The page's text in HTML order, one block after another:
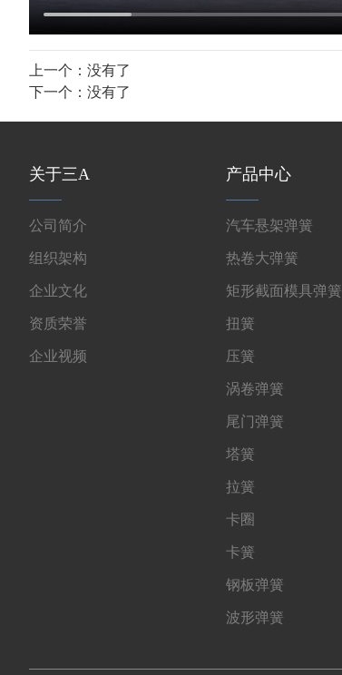
上一个：没有了
下一个：没有了
关于三A
公司简介
组织架构
企业文化
资质荣誉
企业视频
产品中心
汽车悬架弹簧
热卷大弹簧
矩形截面模具弹簧
扭簧
压簧
涡卷弹簧
尾门弹簧
塔簧
拉簧
卡圈
卡簧
钢板弹簧
波形弹簧